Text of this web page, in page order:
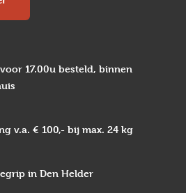
17.00u besteld, binnen
v.a. € 100,- bij max. 24 kg
in Den Helder